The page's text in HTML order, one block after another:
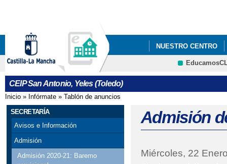
NUESTRO CENTRO
ECOESCUELAS
ADMISIÓN DE
ESCUELA DE
EVALUACIÓN DEL
CEIP San Antonio, Yeles (Toledo)
Se encuentra usted aquí
Inicio » Infórmate » Tablón de anuncios
SECRETARÍA
Avisos e Información
Admisión
Admisión 2020-21: Baremo
Admisión
Miércoles, 22